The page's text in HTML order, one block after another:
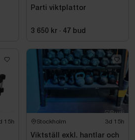
Parti viktplattor
3 650 kr · 47 bud
15h Stockholm 3d 15h
Viktställ exkl. hantlar och